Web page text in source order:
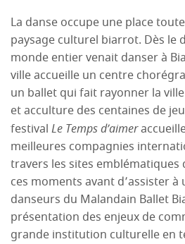
La danse occupe une place
paysage culturel biarrot. Dès le
monde entier venait danser à
ville accueille un centre
un ballet qui fait rayonner la
et acculture des centaines de
festival Le Temps d’aimer
meilleures compagnies
travers les sites emblématiques
ces moments avant d’assister
danseurs du Malandain Ballet
présentation des enjeux de
grande institution culturelle en